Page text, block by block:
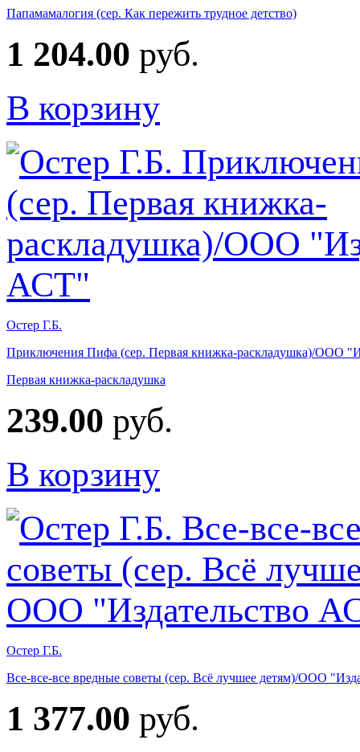
Папамамалогия (сер. Как пережить трудное детство)
1 204.00 руб.
В корзину
Остер Г.Б.
Приключения Пифа (сер. Первая книжка-раскладушка)/ООО
Первая книжка-раскладушка
239.00 руб.
В корзину
Остер Г.Б.
Все-все-все вредные советы (сер. Всё лучшее детям)/ООО
1 377.00 руб.